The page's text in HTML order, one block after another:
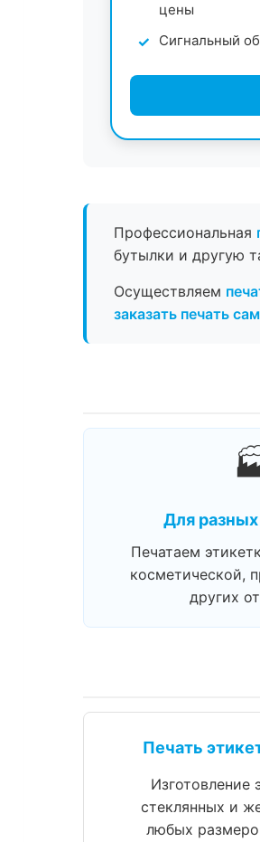
цены
Сигнальный
Профессиональная
бутылки и другую
Осуществляем
заказать печать
Для
Печатаем
косметической,
других
Печать
Изготовление
стеклянных и
любых